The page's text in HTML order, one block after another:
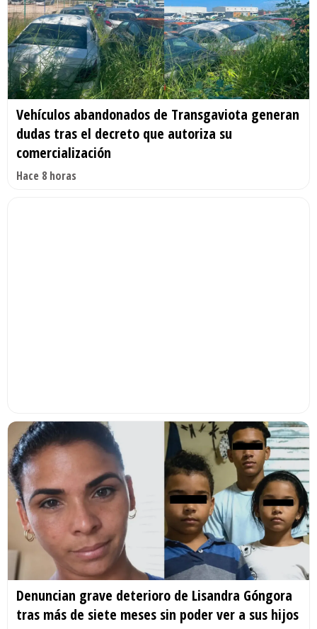
Vehículos abandonados de Transgaviota generan
dudas tras el decreto que autoriza su
comercialización
Hace 8 horas
Denuncian grave deterioro de Lisandra Góngora
tras más de siete meses sin poder ver a sus hijos